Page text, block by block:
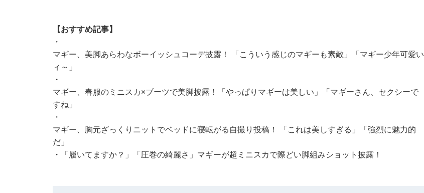
【おすすめ記事】
・
マギー、美脚あらわなボーイッシュコーデ披露！ 「こういう感じのマギーも素敵」「マギー少年可愛い
ィ～」
・
マギー、春服のミニスカ×ブーツで美脚披露！「やっぱりマギーは美しい」「マギーさん、セクシーで
すね」
・
マギー、胸元ざっくりニットでベッドに寝転がる自撮り投稿！ 「これは美しすぎる」「強烈に魅力的
だ」
・
「履いてますか？」「圧巻の綺麗さ」マギーが超ミニスカで際どい脚組みショット披露！